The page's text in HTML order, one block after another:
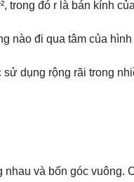
trong đó r là bán kính
nào đi qua tâm của
dụng rộng rãi trong
và bốn góc vuông.